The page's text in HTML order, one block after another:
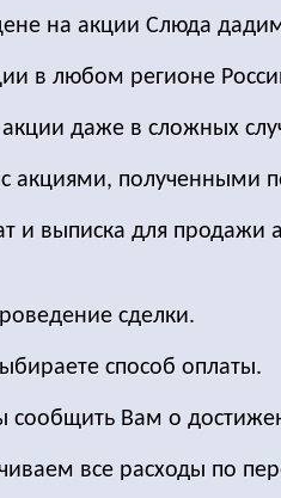
на акции Слюда
в любом регионе
даже в сложных
акциями, полученными
и выписка для продажи
сделки.
способ оплаты.
сообщить Вам о
все расходы по